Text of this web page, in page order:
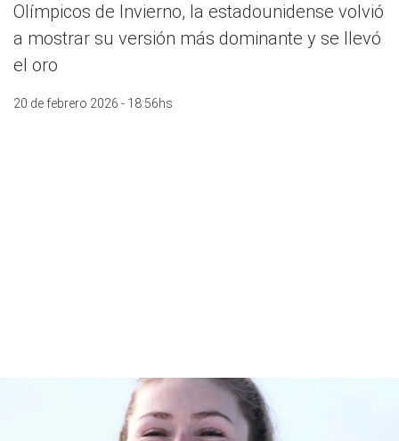
Olímpicos de Invierno, la estadounidense volvió
a mostrar su versión más dominante y se llevó
el oro
20 de febrero 2026 - 18:56hs